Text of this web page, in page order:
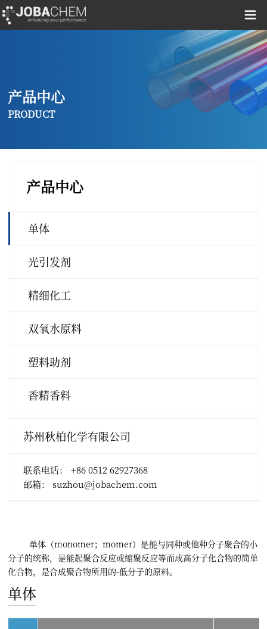
产品中心
PRODUCT
产品中心
单体
光引发剂
精细化工
双氧水原料
塑料助剂
香精香料
苏州秋柏化学有限公司
联系电话：
+86 0512 62927368
邮箱： suzhou@jobachem.com
单体（monomer；momer）是能与同种或他种分子聚合的小
分子的统称，是能起聚合反应或缩聚反应等而成高分子化合物的简单
化合物，是合成聚合物所用的-低分子的原料。
单体